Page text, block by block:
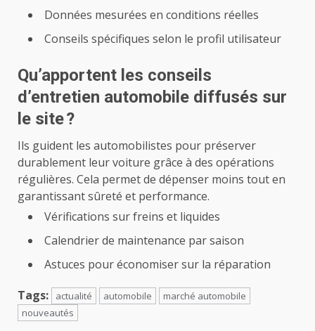
Données mesurées en conditions réelles
Conseils spécifiques selon le profil utilisateur
Qu’apportent les conseils
d’entretien automobile diffusés sur
le site ?
Ils guident les automobilistes pour préserver
durablement leur voiture grâce à des opérations
régulières. Cela permet de dépenser moins tout en
garantissant sûreté et performance.
Vérifications sur freins et liquides
Calendrier de maintenance par saison
Astuces pour économiser sur la réparation
Tags:
actualité automobile
marché automobile
nouveautés